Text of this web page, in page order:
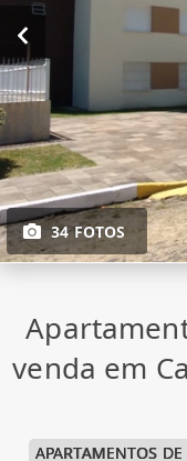
34 FOTOS
venda em
APARTAMENTOS